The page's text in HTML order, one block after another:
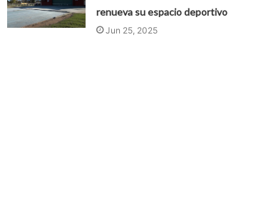
renueva su espacio deportivo
Jun 25, 2025